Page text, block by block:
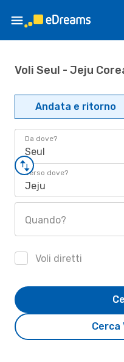
Voli Seul - Jeju
Andata e ritorno
Da dove?
Seul
Verso dove?
Jeju
Quando?
Voli diretti
Cerca